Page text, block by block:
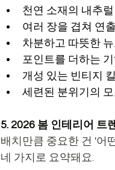
천연 소재의 내추
여러 장을 겹쳐 연
차분하고 따뜻한
포인트를 더하는
개성 있는 빈티지
세련된 분위기의
5. 2026 봄 인테리어 트
배치만큼 중요한 건 '어
네 가지로 요약돼요.